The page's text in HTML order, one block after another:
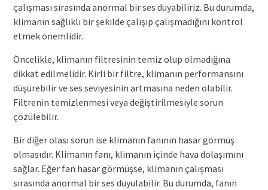
çalışması sırasında anormal bir ses duyabiliriz. Bu durumda,
klimanın sağlıklı bir şekilde çalışıp çalışmadığını kontrol
etmek önemlidir.
Öncelikle, klimanın filtresinin temiz olup olmadığına
dikkat edilmelidir. Kirli bir filtre, klimanın performansını
düşürebilir ve ses seviyesinin artmasına neden olabilir.
Filtrenin temizlenmesi veya değiştirilmesiyle sorun
çözülebilir.
Bir diğer olası sorun ise klimanın fanının hasar görmüş
olmasıdır. Klimanın fanı, klimanın içinde hava dolaşımını
sağlar. Eğer fan hasar görmüşse, klimanın çalışması
sırasında anormal bir ses duyulabilir. Bu durumda, fanın